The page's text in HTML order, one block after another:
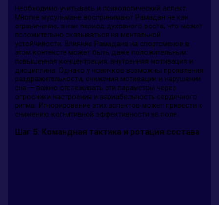
Необходимо учитывать и психологический аспект.
Многие мусульмане воспринимают Рамадан не как
ограничение, а как период духовного роста, что может
положительно сказываться на ментальной
устойчивости. Влияние Рамадана на спортсменов в
этом контексте может быть даже положительным:
повышенная концентрация, внутренняя мотивация и
дисциплина. Однако у новичков возможны проявления
раздражительности, снижения мотивации и нарушений
сна — важно отслеживать эти параметры через
опросники настроения и вариабельность сердечного
ритма. Игнорирование этих аспектов может привести к
снижению когнитивной эффективности на поле.
Шаг 5: Командная тактика и ротация состава